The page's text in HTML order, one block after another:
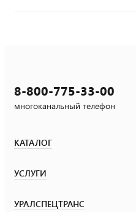
8-800-775-33-00
многоканальный телефон
КАТАЛОГ
УСЛУГИ
УРАЛСПЕЦТРАНС